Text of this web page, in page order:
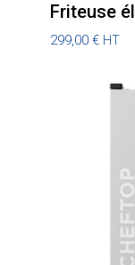
Friteuse
299,00 € HT